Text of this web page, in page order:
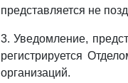
представляется не
3. Уведомление,
регистрируется
организаций.